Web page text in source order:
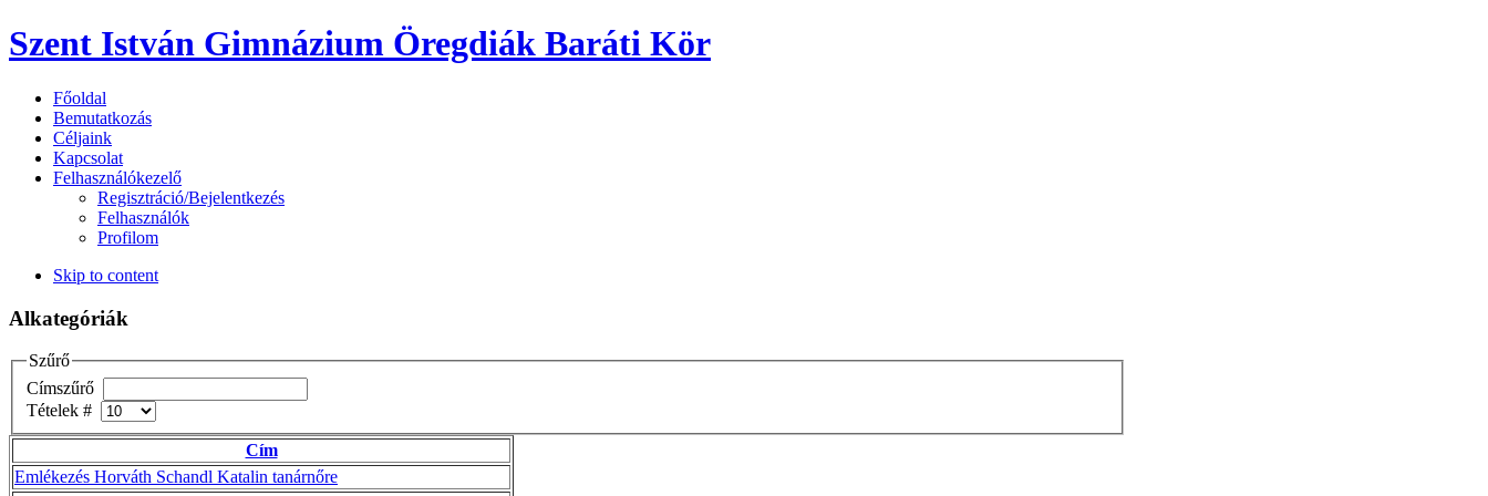
Szent István Gimnázium Öregdiák Baráti Kör
Főoldal
Bemutatkozás
Céljaink
Kapcsolat
Felhasználókezelő
Regisztráció/Bejelentkezés
Felhasználók
Profilom
Skip to content
Alkategóriák
Szűrő
Címszűrő
Tételek #
Cím
Emlékezés Horváth Schandl Katalin tanárnőre